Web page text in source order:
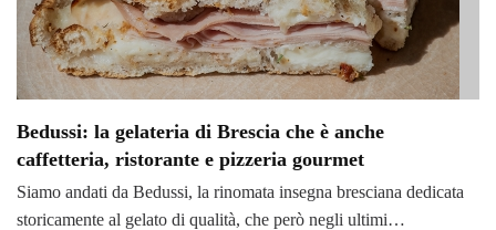
Bedussi: la gelateria di Brescia che è anche
caffetteria, ristorante e pizzeria gourmet
Siamo andati da Bedussi, la rinomata insegna bresciana dedicata
storicamente al gelato di qualità, che però negli ultimi…